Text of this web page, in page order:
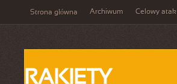
Strona główna Archiwum Celowy atak
RAKIETY